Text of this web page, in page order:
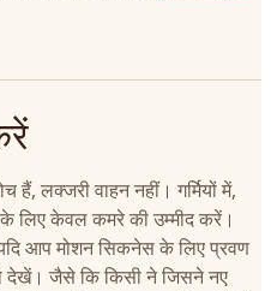
लक्जरी वाहन नहीं। गर्मियों में,
लिए केवल कमरे की उम्मीद करें।
आप मोशन सिकनेस के लिए प्रवण
देखें। जैसे कि किसी ने जिसने नए